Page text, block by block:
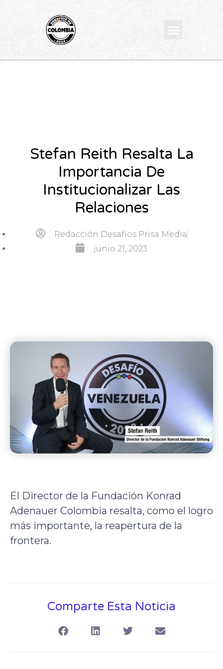
Menu
Stefan Reith Resalta La
Importancia De
Institucionalizar Las
Relaciones
Redacción Desafíos Prisa Media
junio 21, 2023
El Director de la Fundación Konrad
Adenauer Colombia resalta, como el logro
más importante, la reapertura de la
frontera.​
Comparte Esta Noticia